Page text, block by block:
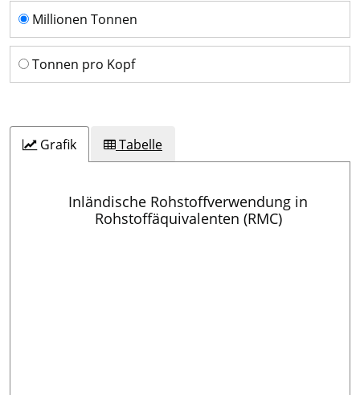
Einheit
Millionen Tonnen
Tonnen pro Kopf
Grafik Tabelle
Inländische Rohstoffverwendung in
Rohstoffäquivalenten (RMC)